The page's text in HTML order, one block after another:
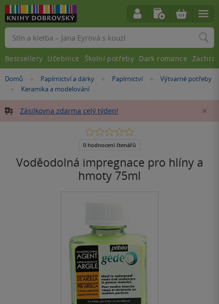
Nacházíte
Domů »Papírnictví a dárky »Papírnictví »
Výtvarné potřeby
»
Keramika a modelování
Zásilkovna zdarma celý týden!
Voděodolná impregnace pro hlíny a
hmoty 75ml
0.0
5
0 hodnocení čtenářů
Vyhledávání
Bestsellery Učebnice Školní potřeby Dark romance